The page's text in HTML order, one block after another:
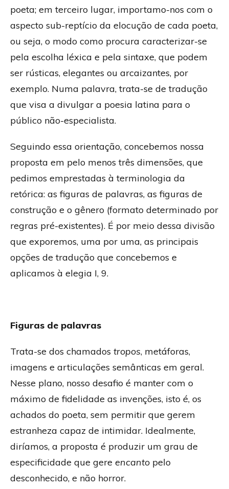
poeta; em terceiro lugar, importamo-nos com o
aspecto sub-reptício da elocução de cada poeta,
ou seja, o modo como procura caracterizar-se
pela escolha léxica e pela sintaxe, que podem
ser rústicas, elegantes ou arcaizantes, por
exemplo. Numa palavra, trata-se de tradução
que visa a divulgar a poesia latina para o
público não-especialista.
Seguindo essa orientação, concebemos nossa
proposta em pelo menos três dimensões, que
pedimos emprestadas à terminologia da
retórica: as figuras de palavras, as figuras de
construção e o gênero (formato determinado por
regras pré-existentes). É por meio dessa divisão
que exporemos, uma por uma, as principais
opções de tradução que concebemos e
aplicamos à elegia I, 9.
Figuras de palavras
Trata-se dos chamados tropos, metáforas,
imagens e articulações semânticas em geral.
Nesse plano, nosso desafio é manter com o
máximo de fidelidade as invenções, isto é, os
achados do poeta, sem permitir que gerem
estranheza capaz de intimidar. Idealmente,
diríamos, a proposta é produzir um grau de
especificidade que gere encanto pelo
desconhecido, e não horror.